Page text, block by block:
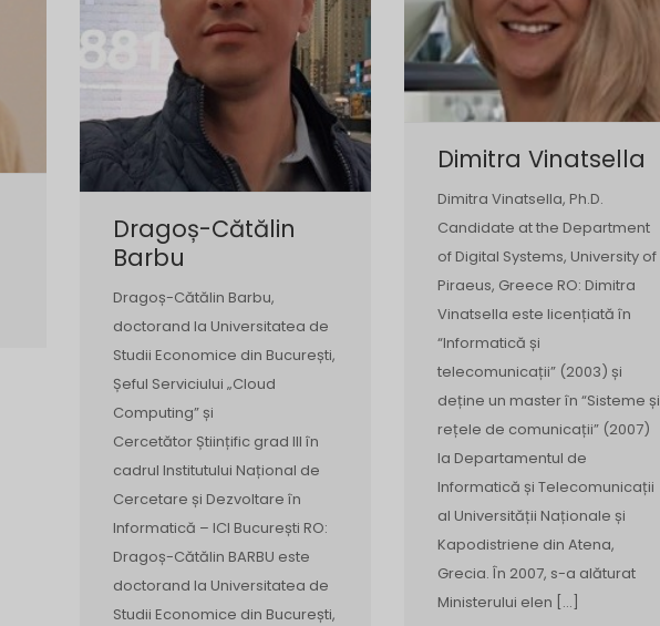
Dragoș-Cătălin
Barbu
Dragoș-Cătălin Barbu,
doctorand la Universitatea de
Studii Economice din București,
Șeful Serviciului „Cloud
Computing” și
Cercetător Științific grad III în
cadrul Institutului Național de
Cercetare și Dezvoltare în
Informatică – ICI București RO:
Dragoș-Cătălin BARBU este
doctorand la Universitatea de
Studii Economice din București,
Dimitra Vinatsella
Dimitra Vinatsella, Ph.D.
Candidate at the Department
of Digital Systems, University of
Piraeus, Greece RO: Dimitra
Vinatsella este licențiată în
“Informatică și
telecomunicații” (2003) și
deține un master în “Sisteme și
rețele de comunicații” (2007)
la Departamentul de
Informatică și Telecomunicații
al Universității Naționale și
Kapodistriene din Atena,
Grecia. În 2007, s-a alăturat
Ministerului elen […]